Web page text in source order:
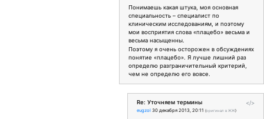
Понимаешь какая штука, моя основная
специальность – специалист по
клиническим исследованиям, и поэтому
мои восприятия слова «плацебо» весьма и
весьма насыщенны.
Поэтому я очень осторожен в обсуждениях
понятие «плацебо». Я лучше лишний раз
определю разграничительный критерий,
чем не определю его вовсе.
</>
Re: Уточняем термины
eugzol 30 декабря 2013, 20:11 (оригинал в ЖЖ)